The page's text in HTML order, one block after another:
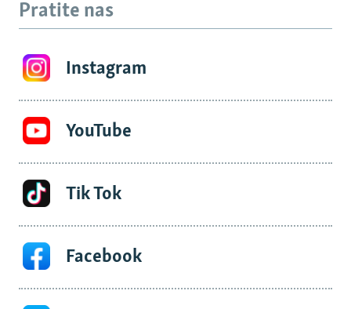
Pratite nas
Instagram
YouTube
Tik Tok
Facebook